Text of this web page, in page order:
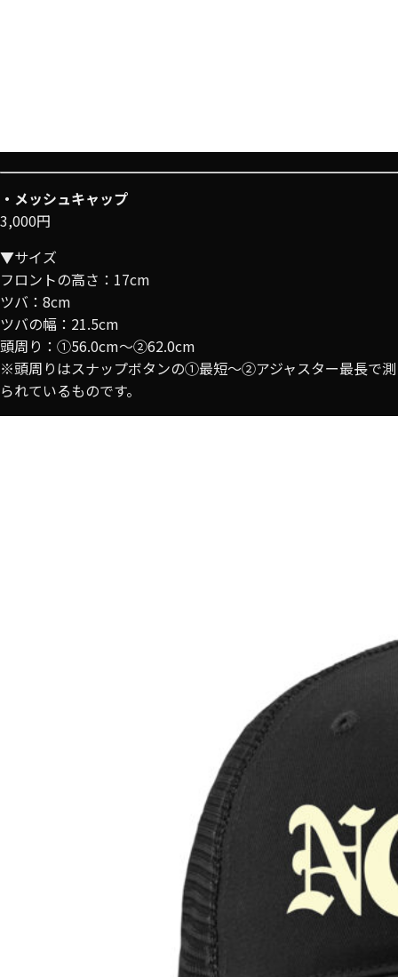
・メッシュキャップ
3,000円
▼サイズ
フロントの高さ：17cm
ツバ：8cm
ツバの幅：21.5cm
頭周り：①56.0cm～②62.0cm
※頭周りはスナップボタンの①最短〜②アジャスター最長で測
られているものです。